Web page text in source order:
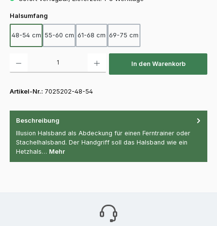
Halsumfang
48-54 cm 55-60 cm 61-68 cm 69-75 cm
In den Warenkorb
Artikel-Nr.: 7025202-48-54
Beschreibung
Illusion Halsband als Abdeckung für einen Ferntrainer oder
Stachelhalsband. Der Handgriff soll das Halsband wie ein
Hetzhals… Mehr